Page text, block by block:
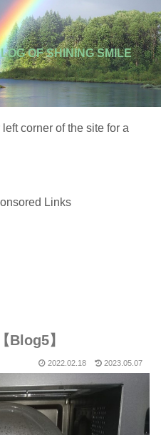
OF SHINING SMILE
corner of the site for a
Links
Blog5】
2022.02.18 2023.05.07